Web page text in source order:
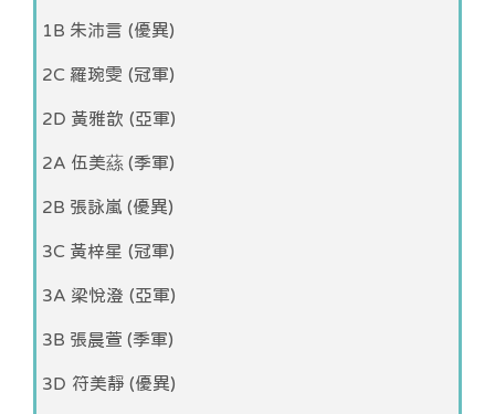
1B 朱沛言 (優異)
2C 羅琬雯 (冠軍)
2D 黃雅歆 (亞軍)
2A 伍美蕬 (季軍)
2B 張詠嵐 (優異)
3C 黃梓星 (冠軍)
3A 梁悅澄 (亞軍)
3B 張晨萱 (季軍)
3D 符美靜 (優異)